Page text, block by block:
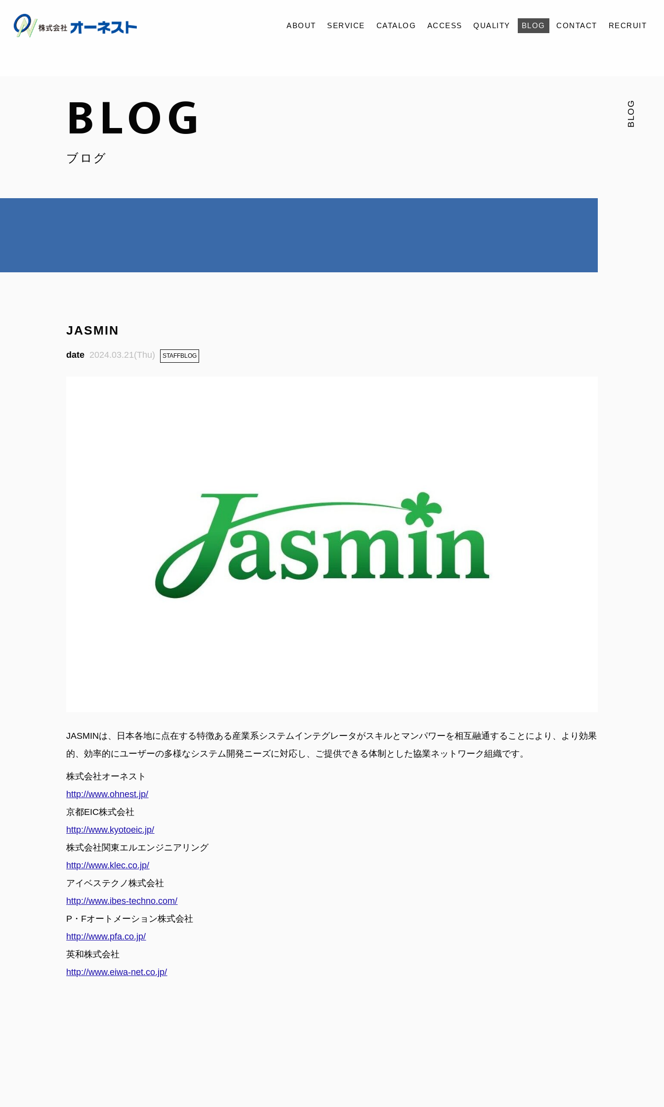
ABOUT SERVICE CATALOG ACCESS QUALITY BLOG CONTACT RECRUIT
CONTACT
BLOG
ブログ
BLOG
JASMIN
2024.03.21(Thu) STAFFBLOG
JASMINは、日本各地に点在する特徴ある産業系システムインテグレータがスキルとマンパワーを相互融通することにより、より効果
的、効率的にユーザーの多様なシステム開発ニーズに対応し、ご提供できる体制とした協業ネットワーク組織です。
株式会社オーネスト
http://www.ohnest.jp/
京都EIC株式会社
http://www.kyotoeic.jp/
株式会社関東エルエンジニアリング
http://www.klec.co.jp/
アイベステクノ株式会社
http://www.ibes-techno.com/
P・Fオートメーション株式会社
http://www.pfa.co.jp/
英和株式会社
http://www.eiwa-net.co.jp/